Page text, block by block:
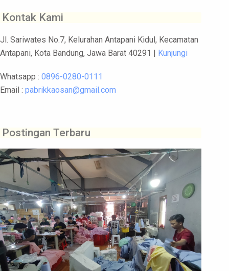
Kontak Kami
Jl. Sariwates No.7, Kelurahan Antapani Kidul, Kecamatan
Antapani, Kota Bandung, Jawa Barat 40291 | Kunjungi
Whatsapp : 0896-0280-0111
Email : pabrikkaosan@gmail.com
Postingan Terbaru